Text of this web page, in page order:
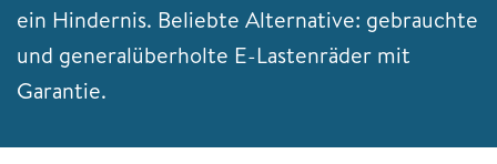
ein Hindernis. Beliebte Alternative: gebrauchte
und generalüberholte E-Lastenräder mit
Garantie.